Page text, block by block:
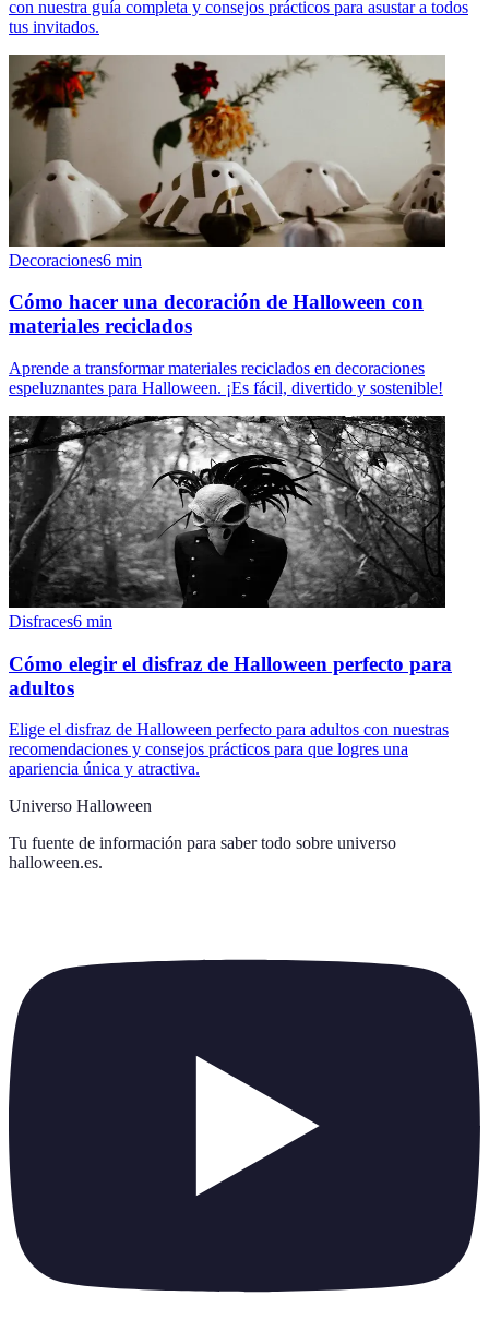
con nuestra guía completa y consejos prácticos para asustar a todos
tus invitados.
Decoraciones6 min
Cómo hacer una decoración de Halloween con
materiales reciclados
Aprende a transformar materiales reciclados en decoraciones
espeluznantes para Halloween. ¡Es fácil, divertido y sostenible!
Disfraces6 min
Cómo elegir el disfraz de Halloween perfecto para
adultos
Elige el disfraz de Halloween perfecto para adultos con nuestras
recomendaciones y consejos prácticos para que logres una
apariencia única y atractiva.
Universo Halloween
Tu fuente de información para saber todo sobre universo
halloween.es.